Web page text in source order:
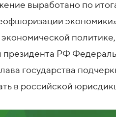
выработано по
политике,
президента РФ
государства
в российской